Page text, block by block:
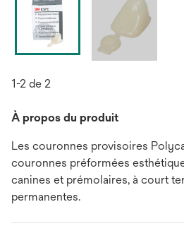
1-2 de 2
À propos du produit
Les couronnes provisoires
couronnes préformées
canines et prémolaires, à court
permanentes.